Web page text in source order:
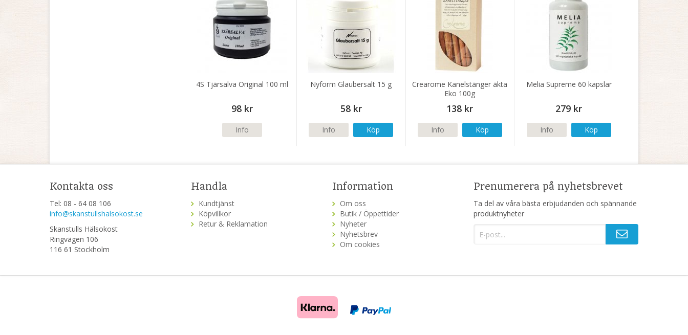
4S Tjärsalva Original 100 ml
98 kr
Info
Nyform Glaubersalt 15 g
58 kr
Info Köp
Crearome Kanelstänger äkta
Eko 100g
138 kr
Info Köp
Melia Supreme 60 kapslar
279 kr
Info Köp
Kontakta oss
Tel: 08 - 64 08 106
info@skanstullshalsokost.se
Skanstulls Hälsokost
Ringvägen 106
116 61 Stockholm
Handla
Kundtjänst
Köpvillkor
Retur & Reklamation
Information
Om oss
Butik / Öppettider
Nyheter
Nyhetsbrev
Om cookies
Prenumerera på nyhetsbrevet
Ta del av våra bästa erbjudanden och spännande
produktnyheter